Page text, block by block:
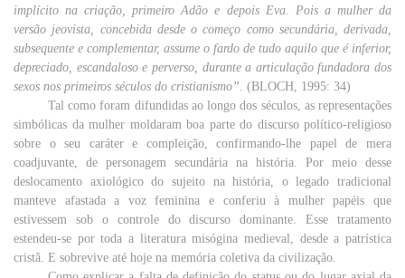
implícito nacriação,primeiro Adão e depoisEva. Poisa mulherda
versão jeovista, concebida desdeocomeço como secundária, derivada,
subsequente e complementar, assume o fardo de tudo aquilo que é inferior,
depreciado, escandalosoe perverso, durantea articulaçãofundadora dos
sexos nos primeiros séculos do cristianismo”. (BLOCH, 1995: 34)
Talcomo foram difundidas aolongo dos séculos, asrepresentações
simbólicas da mulher moldaram boa partedo discursopolítico-religioso
sobre o seu caráter e compleição, confirmando-lhe papel de mera
coadjuvante, de personagem secundária na história. Por meio desse
deslocamento axiológico do sujeitonahistória, o legado tradicional
manteve afastada a voz feminina e conferiu à mulherpapéis que
estivessem sobo controledodiscurso dominante. Esse tratamento
estendeu-se por toda a literaturamisóginamedieval, desdea patrística
cristã. E sobrevive até hoje na memória coletiva da civilização.